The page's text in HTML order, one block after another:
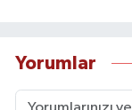
Yorumlar